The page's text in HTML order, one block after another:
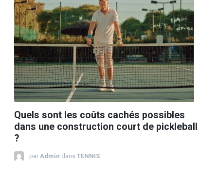
Quels sont les coûts cachés possibles
dans une construction court de pickleball
?
par Admin dans TENNIS